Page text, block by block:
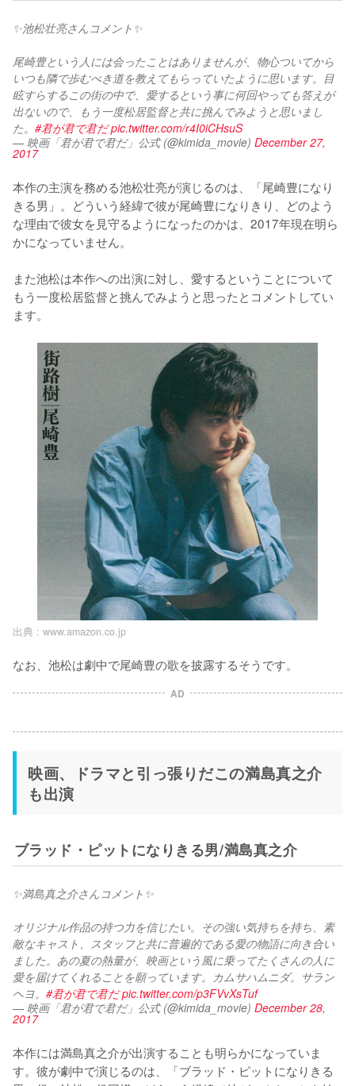
✨池松壮亮さんコメント✨
尾崎豊という人には会ったことはありませんが、物心ついてから
いつも隣で歩むべき道を教えてもらっていたように思います。目
眩すらするこの街の中で、愛するという事に何回やっても答えが
出ないので、もう一度松居監督と共に挑んでみようと思いまし
た。 #君が君で君だ pic.twitter.com/r4I0iCHsuS
— 映画「君が君で君だ」公式 (@kimida_movie) December 27,
2017
本作の主演を務める池松壮亮が演じるのは、「尾崎豊になり
きる男」。どういう経緯で彼が尾崎豊になりきり、どのよう
な理由で彼女を見守るようになったのかは、2017年現在明ら
かになっていません。
また池松は本作への出演に対し、愛するということについて
もう一度松居監督と挑んでみようと思ったとコメントしてい
ます。
出典 : www.amazon.co.jp
なお、池松は劇中で尾崎豊の歌を披露するそうです。
AD
映画、ドラマと引っ張りだこの満島真之介
も出演
ブラッド・ピットになりきる男/満島真之介
✨満島真之介さんコメント✨
オリジナル作品の持つ力を信じたい。その強い気持ちを持ち、素
敵なキャスト、スタッフと共に普遍的である愛の物語に向き合い
ました。あの夏の熱量が、映画という風に乗ってたくさんの人に
愛を届けてくれることを願っています。カムサハムニダ。サラン
ヘヨ。 #君が君で君だ pic.twitter.com/p3FVvXsTuf
— 映画「君が君で君だ」公式 (@kimida_movie) December 28,
2017
本作には満島真之介が出演することも明らかになっていま
す。彼が劇中で演じるのは、「ブラッド・ピットになりきる